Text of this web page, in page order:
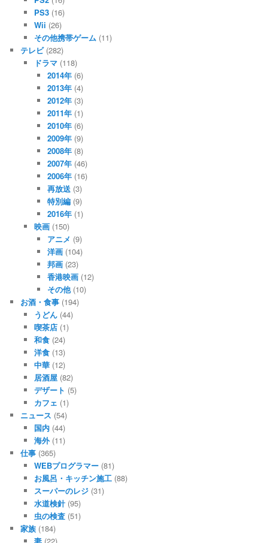
PS3(16)
Wii (26)
その他携帯ゲーム (11)
テレビ(282)
ドラマ(118)
2014年 (6)
2013年 (4)
2012年 (3)
2011年 (1)
2010年 (6)
2009年 (9)
2008年 (8)
2007年 (46)
2006年 (16)
再放送 (3)
特別編 (9)
2016年 (1)
映画(150)
アニメ (9)
洋画 (104)
邦画 (23)
香港映画 (12)
その他(10)
お酒・食事 (194)
うどん(44)
喫茶店(1)
和食(24)
洋食(13)
中華(12)
居酒屋(82)
デザート (5)
カフェ (1)
ニュース (54)
国内(44)
海外(11)
仕事 (365)
WEBプログラマー(81)
お風呂・キッチン施工(88)
スーパーのレジ(31)
水道検針(95)
虫の検査(51)
家族 (184)
妻(22)